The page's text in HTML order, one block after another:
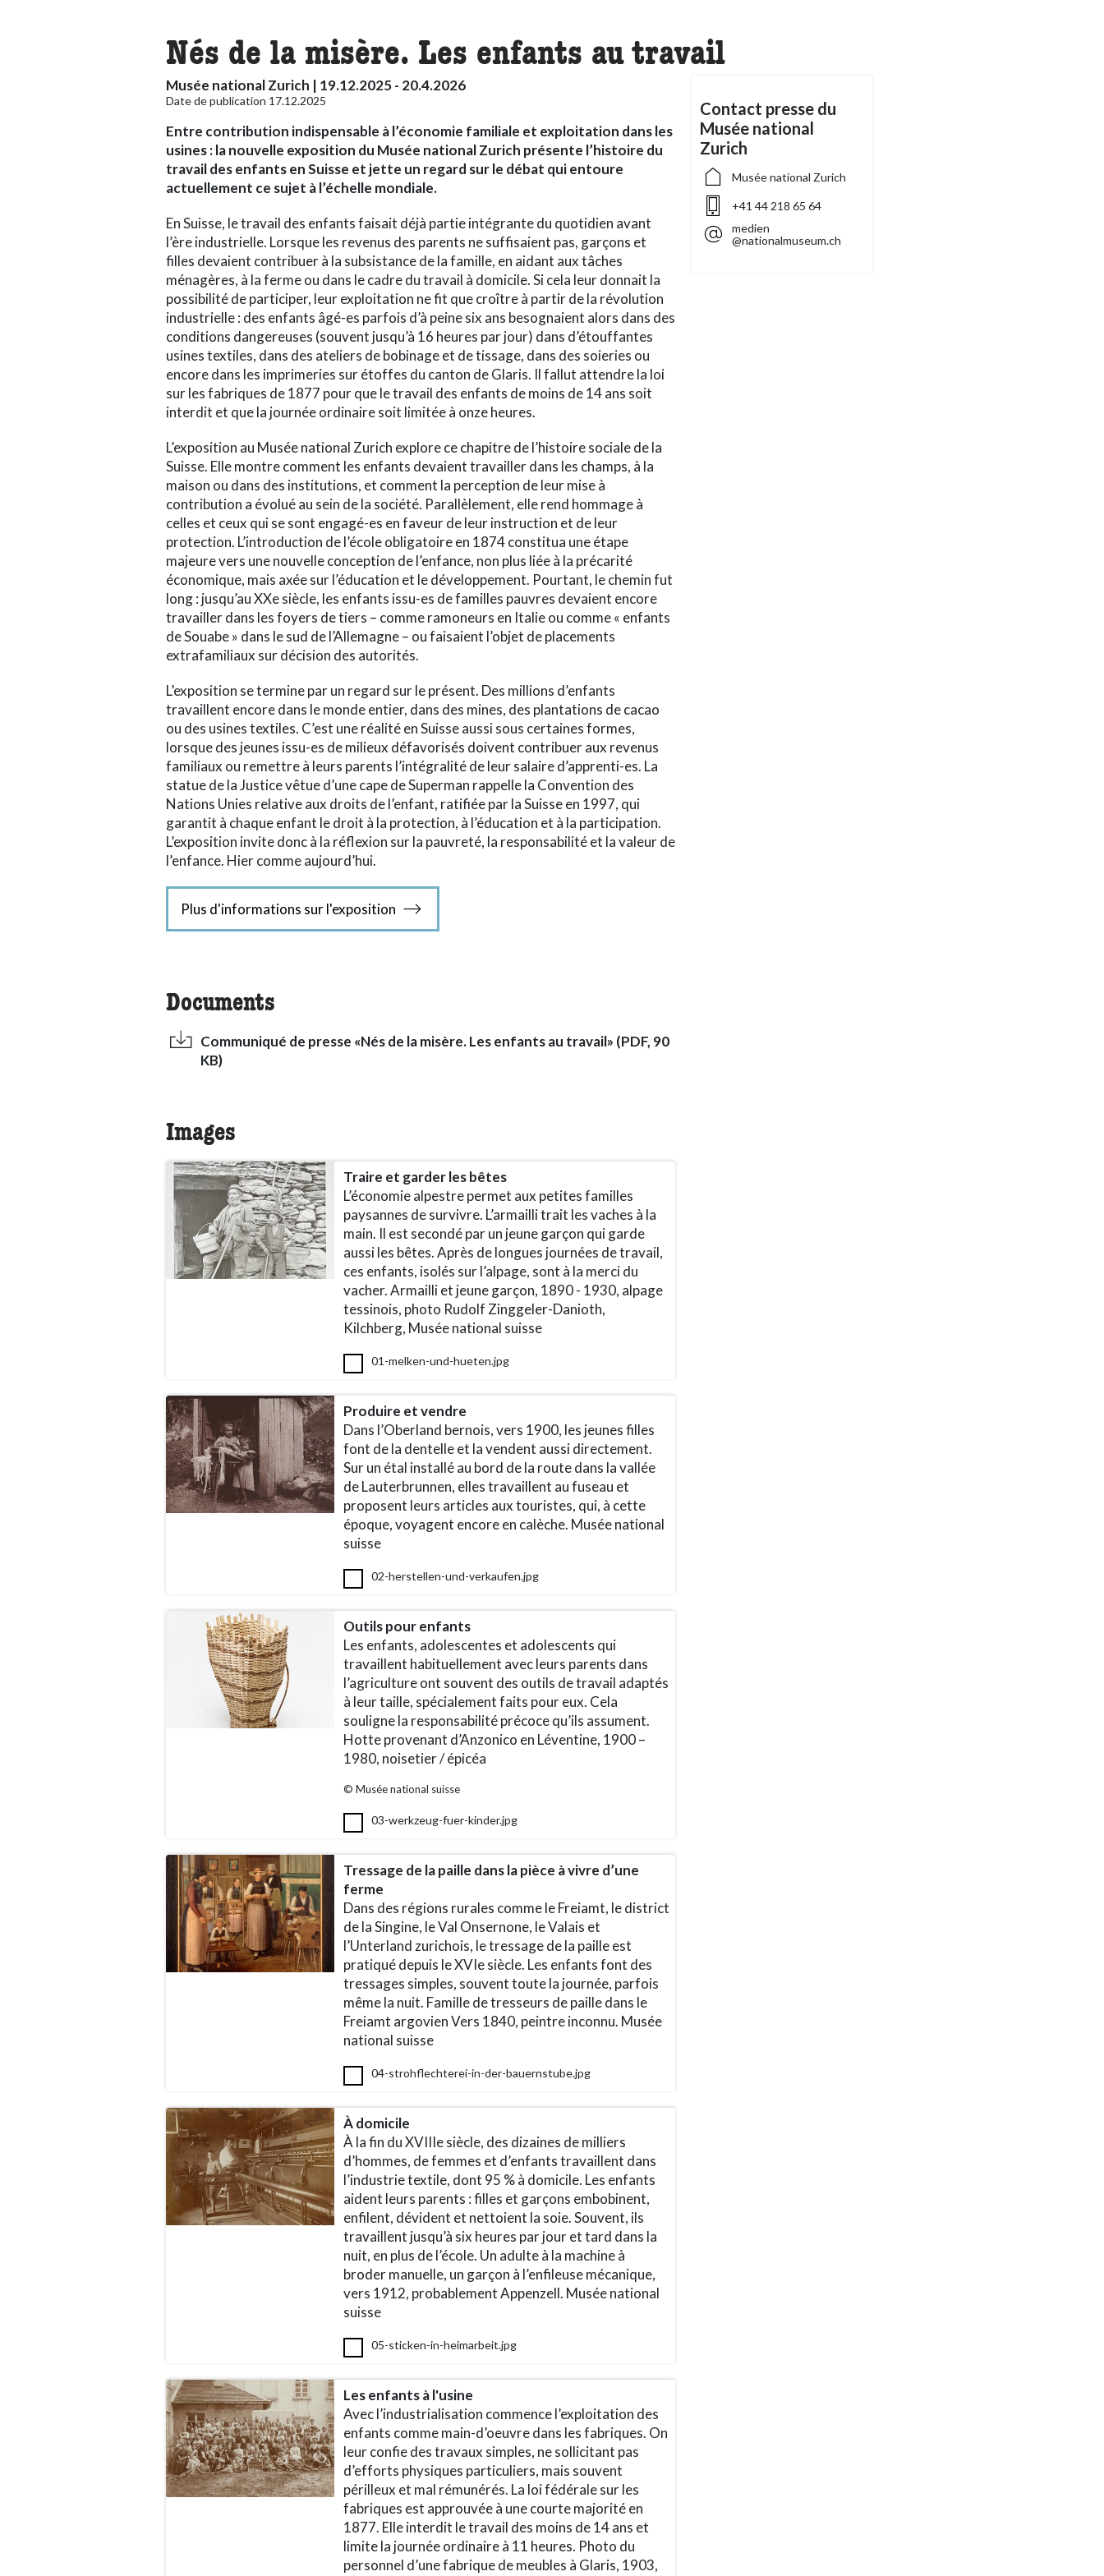
Nés de la misère. Les enfants au travail
Musée national Zurich | 19.12.2025 - 20.4.2026
Date de publication 17.12.2025
Entre contribution indispensable à l’économie familiale et exploitation dans les
usines: la nouvelle exposition du Musée national Zurich présente l’histoire du
travail des enfants en Suisse et jette un regard sur le débat qui entoure
actuellement ce sujet à l’échelle mondiale.
En Suisse, le travail des enfants faisait déjà partie intégrante du quotidien avant
l’ère industrielle. Lorsque les revenus des parents ne suffisaient pas, garçons et
filles devaient contribuer à la subsistance de la famille, en aidant aux tâches
ménagères, à la ferme ou dans le cadre du travail à domicile. Si cela leur donnait la
possibilité de participer, leur exploitation ne fit que croître à partir de la révolution
industrielle: des enfants âgé-es parfois d’à peine six ans besognaient alors dans des
conditions dangereuses (souvent jusqu’à 16 heures par jour) dans d’étouffantes
usines textiles, dans des ateliers de bobinage et de tissage, dans des soieries ou
encore dans les imprimeries sur étoffes du canton de Glaris. Il fallut attendre la loi
sur les fabriques de 1877 pour que le travail des enfants de moins de 14 ans soit
interdit et que la journée ordinaire soit limitée à onze heures.
L’exposition au Musée national Zurich explore ce chapitre de l’histoire sociale de la
Suisse. Elle montre comment les enfants devaient travailler dans les champs, à la
maison ou dans des institutions, et comment la perception de leur mise à
contribution a évolué au sein de la société. Parallèlement, elle rend hommage à
celles et ceux qui se sont engagé-es en faveur de leur instruction et de leur
protection. L’introduction de l’école obligatoire en 1874 constitua une étape
majeure vers une nouvelle conception de l’enfance, non plus liée à la précarité
économique, mais axée sur l’éducation et le développement. Pourtant, le chemin fut
long: jusqu’au XXe siècle, les enfants issu-es de familles pauvres devaient encore
travailler dans les foyers de tiers – comme ramoneurs en Italie ou comme « enfants
de Souabe» dans le sud de l’Allemagne – ou faisaient l’objet de placements
extrafamiliaux sur décision des autorités.
L’exposition se termine par un regard sur le présent. Des millions d’enfants
travaillent encore dans le monde entier, dans des mines, des plantations de cacao
ou des usines textiles. C’est une réalité en Suisse aussi sous certaines formes,
lorsque des jeunes issu-es de milieux défavorisés doivent contribuer aux revenus
familiaux ou remettre à leurs parents l’intégralité de leur salaire d’apprenti-es. La
statue de la Justice vêtue d’une cape de Superman rappelle la Convention des
Nations Unies relative aux droits de l’enfant, ratifiée par la Suisse en 1997, qui
garantit à chaque enfant le droit à la protection, à l’éducation et à la participation.
L’exposition invite donc à la réflexion sur la pauvreté, la responsabilité et la valeur de
l’enfance. Hier comme aujourd’hui.
Plus d'informations sur l'exposition
Documents
Communiqué de presse «Nés de la misère. Les enfants au travail» (PDF, 90
KB)
Images
Traire et garder les bêtes
L’économie alpestre permet aux petites familles
paysannes de survivre. L’armailli trait les vaches à la
main. Il est secondé par un jeune garçon qui garde
aussi les bêtes. Après de longues journées de travail,
ces enfants, isolés sur l’alpage, sont à la merci du
vacher. Armailli et jeune garçon, 1890 - 1930, alpage
tessinois, photo Rudolf Zinggeler-Danioth,
Kilchberg, Musée national suisse
01-melken-und-hueten.jpg
Produire et vendre
Dans l’Oberland bernois, vers 1900, les jeunes filles
font de la dentelle et la vendent aussi directement.
Sur un étal installé au bord de la route dans la vallée
de Lauterbrunnen, elles travaillent au fuseau et
proposent leurs articles aux touristes, qui, à cette
époque, voyagent encore en calèche. Musée national
suisse
02-herstellen-und-verkaufen.jpg
Outils pour enfants
Les enfants, adolescentes et adolescents qui
travaillent habituellement avec leurs parents dans
l’agriculture ont souvent des outils de travail adaptés
à leur taille, spécialement faits pour eux. Cela
souligne la responsabilité précoce qu’ils assument.
Hotte provenant d’Anzonico en Léventine, 1900 –
1980, noisetier / épicéa
© Musée national suisse
03-werkzeug-fuer-kinder.jpg
Tressage de la paille dans la pièce à vivre d’une
ferme
Dans des régions rurales comme le Freiamt, le district
de la Singine, le Val Onsernone, le Valais et
l’Unterland zurichois, le tressage de la paille est
pratiqué depuis le XVIe siècle. Les enfants font des
tressages simples, souvent toute la journée, parfois
même la nuit. Famille de tresseurs de paille dans le
Freiamt argovien Vers 1840, peintre inconnu. Musée
national suisse
04-strohflechterei-in-der-bauernstube.jpg
À domicile
À la fin du XVIIIe siècle, des dizaines de milliers
d’hommes, de femmes et d’enfants travaillent dans
l’industrie textile, dont 95 % à domicile. Les enfants
aident leurs parents : filles et garçons embobinent,
enfilent, dévident et nettoient la soie. Souvent, ils
travaillent jusqu’à six heures par jour et tard dans la
nuit, en plus de l’école. Un adulte à la machine à
broder manuelle, un garçon à l’enfileuse mécanique,
vers 1912, probablement Appenzell. Musée national
suisse
05-sticken-in-heimarbeit.jpg
Les enfants à l'usine
Avec l’industrialisation commence l’exploitation des
enfants comme main-d’oeuvre dans les fabriques. On
leur confie des travaux simples, ne sollicitant pas
d’efforts physiques particuliers, mais souvent
périlleux et mal rémunérés. La loi fédérale sur les
fabriques est approuvée à une courte majorité en
1877. Elle interdit le travail des moins de 14 ans et
limite la journée ordinaire à 11 heures. Photo du
personnel d’une fabrique de meubles à Glaris, 1903,
Contact presse du
Musée national
Zurich
Musée national Zurich
+41 44 218 65 64
medien
@nationalmuseum.ch